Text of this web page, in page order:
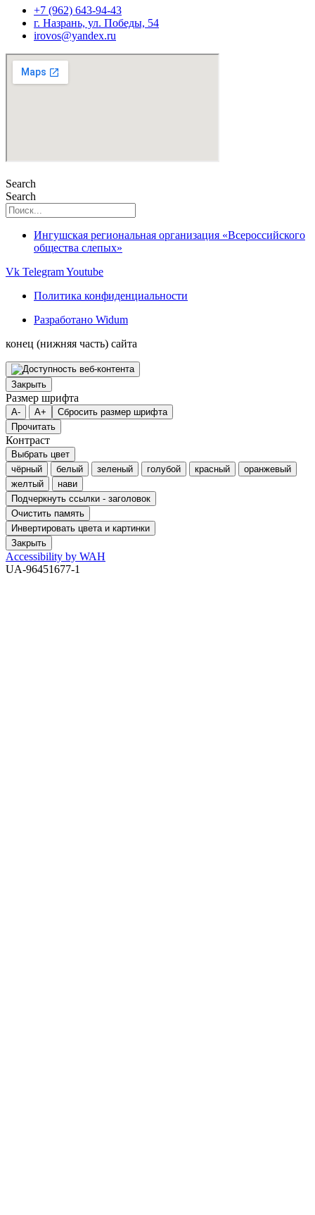
+7 (962) 643-94-43
г. Назрань, ул. Победы, 54
irovos@yandex.ru
Search
Search
Ингушская региональная организация «Всероссийского
общества слепых»
Vk TelegramYoutube
Политика конфиденциальности
Разработано Widum
конец (нижняя часть) сайта
Закрыть
Размер шрифта
A- A+
Сбросить размер шрифта
Прочитать
Контраст
Выбрать цвет
чёрный
белый зеленый голубой красный
оранжевый
желтый
нави
Подчеркнуть ссылки - заголовок
Очистить память
Инвертировать цвета и картинки
Закрыть
Accessibility by WAH
UA-96451677-1